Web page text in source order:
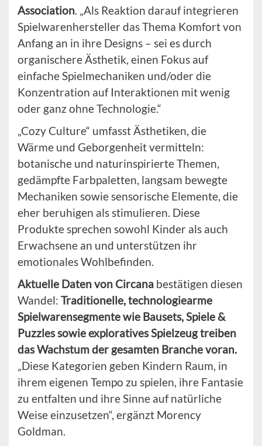
Association. „Als Reaktion darauf integrieren
Spielwarenhersteller das Thema Komfort von
Anfang an in ihre Designs – sei es durch
organischere Ästhetik, einen Fokus auf
einfache Spielmechaniken und/oder die
Konzentration auf Interaktionen mit wenig
oder ganz ohne Technologie.“
„Cozy Culture“ umfasst Ästhetiken, die
Wärme und Geborgenheit vermitteln:
botanische und naturinspirierte Themen,
gedämpfte Farbpaletten, langsam bewegte
Mechaniken sowie sensorische Elemente, die
eher beruhigen als stimulieren. Diese
Produkte sprechen sowohl Kinder als auch
Erwachsene an und unterstützen ihr
emotionales Wohlbefinden.
Aktuelle Daten von Circana bestätigen diesen
Wandel: Traditionelle, technologiearme
Spielwarensegmente wie Bausets, Spiele &
Puzzles sowie exploratives Spielzeug treiben
das Wachstum der gesamten Branche voran.
„Diese Kategorien geben Kindern Raum, in
ihrem eigenen Tempo zu spielen, ihre Fantasie
zu entfalten und ihre Sinne auf natürliche
Weise einzusetzen“, ergänzt Morency
Goldman.